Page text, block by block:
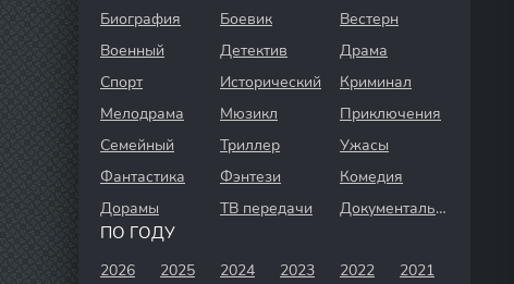
Биография Боевик
Вестерн
Военный
Детектив
Драма
Спорт
Исторический
Криминал
Мелодрама
Мюзикл
Приключения
Семейный
Триллер
Ужасы
Фантастика
Фэнтези
Комедия
Дорамы
ТВ передачи Документальный
ПО ГОДУ
2026 2025 2024 2023 2022
2021